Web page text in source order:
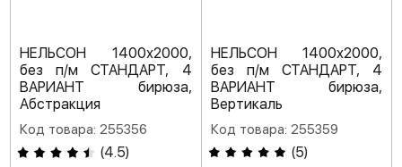
НЕЛЬСОН 1400х2000,
без п/м СТАНДАРТ, 4
ВАРИАНТ бирюза,
Абстракция
Код товара: 255356
(4.5)
НЕЛЬСОН 1400х2000,
без п/м СТАНДАРТ, 4
ВАРИАНТ бирюза,
Вертикаль
Код товара: 255359
(5)